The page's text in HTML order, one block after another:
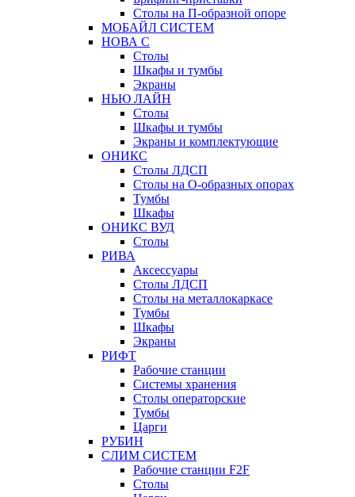
Столы на П-образной опоре
МОБАЙЛ СИСТЕМ
НОВА С
Столы
Шкафы и тумбы
Экраны
НЬЮ ЛАЙН
Столы
Шкафы и тумбы
Экраны и комплектующие
ОНИКС
Столы ЛДСП
Столы на О-образных опорах
Тумбы
Шкафы
ОНИКС ВУД
Столы
РИВА
Аксессуары
Столы ЛДСП
Столы на металлокаркасе
Тумбы
Шкафы
Экраны
РИФТ
Рабочие станции
Системы хранения
Столы операторские
Тумбы
Царги
РУБИН
СЛИМ СИСТЕМ
Рабочие станции F2F
Столы